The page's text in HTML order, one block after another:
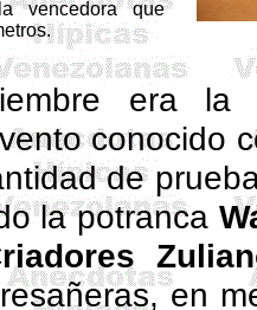
vencedora que
era la
conocido
de
la potranca
en